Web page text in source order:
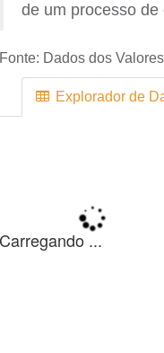
de um processo
Fonte: Dados dos
Explorador de